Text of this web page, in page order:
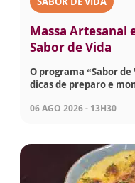
Massa Artesanal
Sabor de Vida
O programa “Sabor
dicas de preparo e
06 AGO 2026 - 13H30